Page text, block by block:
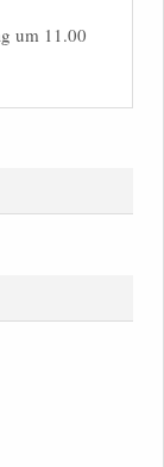
um 11.00